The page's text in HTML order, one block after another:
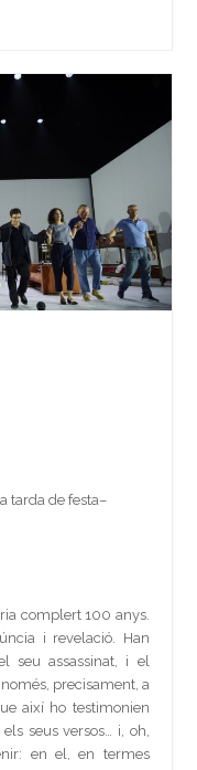
tarda de festa–
complert 100 anys.
i revelació. Han
seu assassinat, i el
precisament, a
així ho testimonien
seus versos… i, oh,
en el, en termes